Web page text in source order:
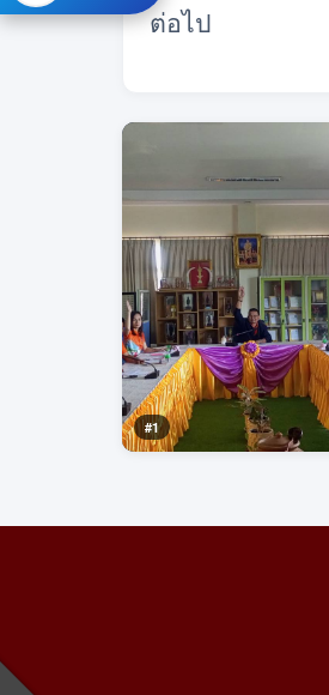
ต่อไป
#1